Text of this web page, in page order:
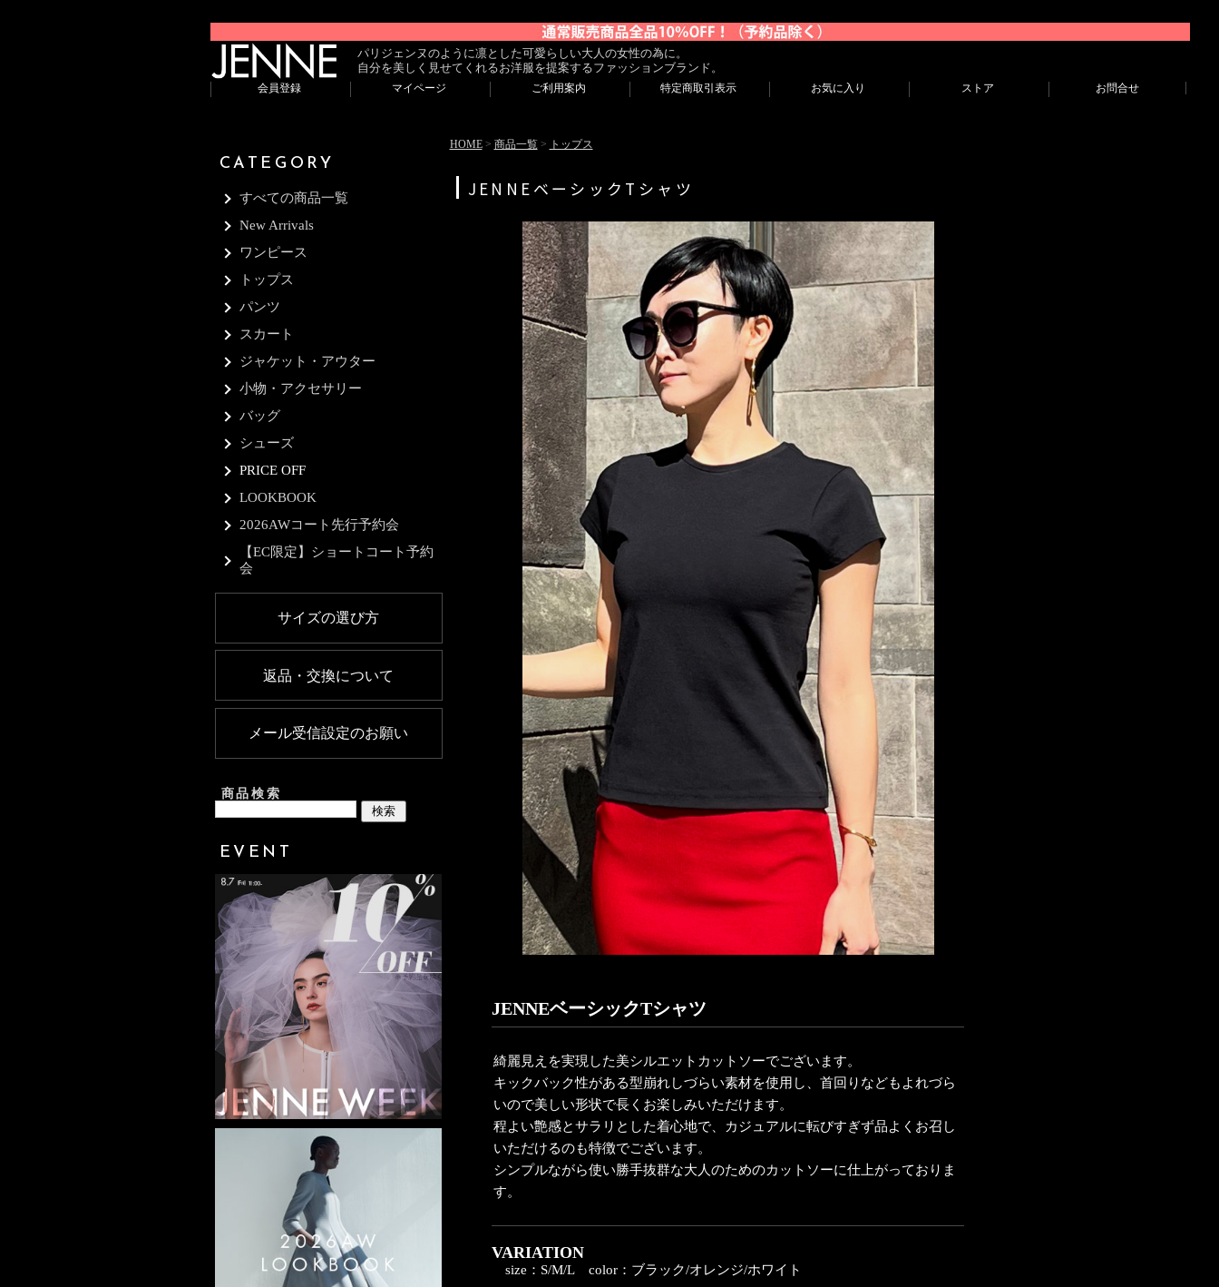
パリジェンヌのように凛とした可愛らしい大人の女性の為に。
自分を美しく見せてくれるお洋服を提案するファッションブランド。
会員登録 マイページ ご利用案内 特定商取引表示 お気に入り ストア お問合せ
CATEGORY
すべての商品一覧
New Arrivals
ワンピース
トップス
パンツ
スカート
ジャケット・アウター
小物・アクセサリー
バッグ
シューズ
PRICE OFF
LOOKBOOK
2026AWコート先行予約会
【EC限定】ショートコート予約
会
サイズの選び方
返品・交換について
メール受信設定のお願い
商品検索
EVENT
HOME> 商品一覧> トップス
JENNEベーシックTシャツ
JENNEベーシックTシャツ
綺麗見えを実現した美シルエットカットソーでございます。
キックバック性がある型崩れしづらい素材を使用し、首回りなどもよれづら
いので美しい形状で長くお楽しみいただけます。
程よい艶感とサラリとした着心地で、カジュアルに転びすぎず品よくお召し
いただけるのも特徴でございます。
シンプルながら使い勝手抜群な大人のためのカットソーに仕上がっておりま
す。
VARIATION
size：S/M/L color：ブラック/オレンジ/ホワイト